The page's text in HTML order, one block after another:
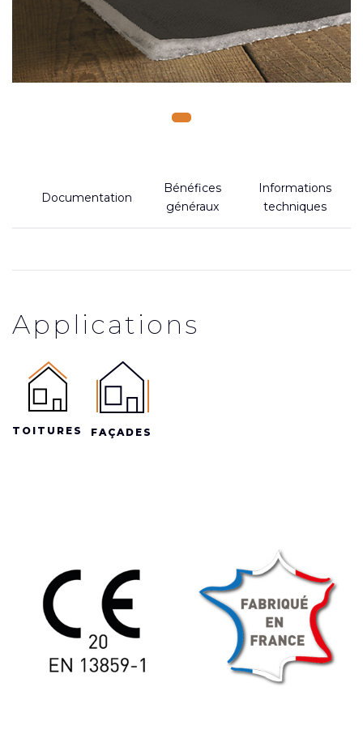
Documentation
Bénéfices
généraux
Informations
techniques
Applications
TOITURES FAÇADES